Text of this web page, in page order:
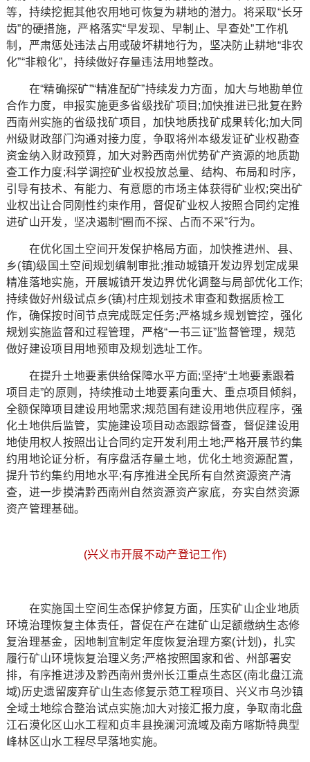
等，持续挖掘其他农用地可恢复为耕地的潜力。将采取“长牙
齿”的硬措施，严格落实“早发现、早制止、早查处”工作机
制，严肃惩处违法占用或破坏耕地行为，坚决防止耕地“非农
化”“非粮化”，持续做好存量违法用地整改。
在“精确探矿”“精准配矿”持续发力方面，加大与地勘单位
合作力度，申报实施更多省级找矿项目;加快推进已批复在黔
西南州实施的省级找矿项目，加快地质找矿成果转化;加大同
州级财政部门沟通对接力度，争取将州本级发证矿业权勘查
资金纳入财政预算，加大对黔西南州优势矿产资源的地质勘
查工作力度;科学调控矿业权投放总量、结构、布局和时序，
引导有技术、有能力、有意愿的市场主体获得矿业权;突出矿
业权出让合同刚性约束作用，督促矿业权人按照合同约定推
进矿山开发，坚决遏制“圈而不探、占而不采”行为。
在优化国土空间开发保护格局方面，加快推进州、县、
乡(镇)级国土空间规划编制审批;推动城镇开发边界划定成果
精准落地实施，开展城镇开发边界优化调整与局部优化工作;
持续做好州级试点乡(镇)村庄规划技术审查和数据质检工
作，确保按时间节点完成既定任务;严格城乡规划管控，强化
规划实施监督和过程管理，严格“一书三证”监督管理，规范
做好建设项目用地预审及规划选址工作。
在提升土地要素供给保障水平方面;坚持“土地要素跟着
项目走”的原则，持续推动土地要素向重大、重点项目倾斜，
全额保障项目建设用地需求;规范国有建设用地供应程序，强
化土地供后监管，实施建设项目动态跟踪督查，督促建设用
地使用权人按照出让合同约定开发利用土地;严格开展节约集
约用地论证分析，有序盘活存量土地，优化土地资源配置，
提升节约集约用地水平;有序推进全民所有自然资源资产清
查，进一步摸清黔西南州自然资源资产家底，夯实自然资源
资产管理基础。
(兴义市开展不动产登记工作)
在实施国土空间生态保护修复方面，压实矿山企业地质
环境治理恢复主体责任，督促在产在建矿山足额缴纳生态修
复治理基金，因地制宜制定年度恢复治理方案(计划)，扎实
履行矿山环境恢复治理义务;严格按照国家和省、州部署安
排，有序推进涉及黔西南州贵州长江重点生态区(南北盘江流
域)历史遗留废弃矿山生态修复示范工程项目、兴义市乌沙镇
全域土地综合整治试点实施;加大对接汇报力度，争取南北盘
江石漠化区山水工程和贞丰县挽澜河流域及南方喀斯特典型
峰林区山水工程尽早落地实施。